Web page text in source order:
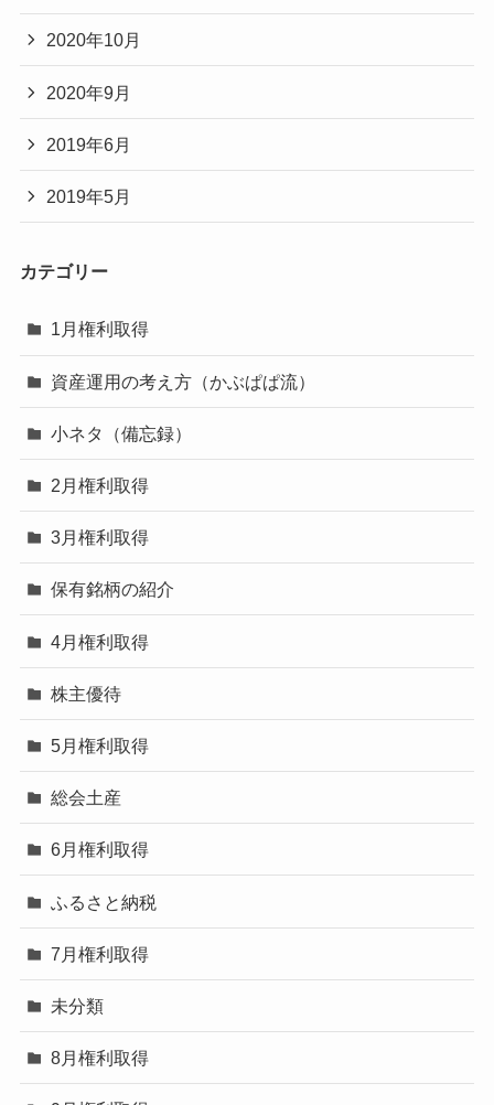
2020年10月
2020年9月
2019年6月
2019年5月
カテゴリー
1月権利取得
資産運用の考え方（かぶぱぱ流）
小ネタ（備忘録）
2月権利取得
3月権利取得
保有銘柄の紹介
4月権利取得
株主優待
5月権利取得
総会土産
6月権利取得
ふるさと納税
7月権利取得
未分類
8月権利取得